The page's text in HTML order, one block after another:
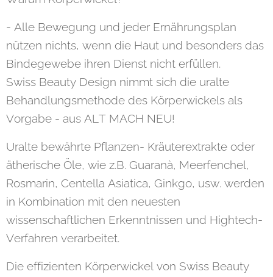
- Alle Bewegung und jeder Ernährungsplan
nützen nichts, wenn die Haut und besonders das
Bindegewebe ihren Dienst nicht erfüllen.
Swiss Beauty Design nimmt sich die uralte
Behandlungsmethode des Körperwickels als
Vorgabe - aus ALT MACH NEU!
Uralte bewährte Pflanzen- Kräuterextrakte oder
ätherische Öle, wie z.B. Guaranà, Meerfenchel,
Rosmarin, Centella Asiatica, Ginkgo, usw. werden
in Kombination mit den neuesten
wissenschaftlichen Erkenntnissen und Hightech-
Verfahren verarbeitet.
Die effizienten Körperwickel von Swiss Beauty